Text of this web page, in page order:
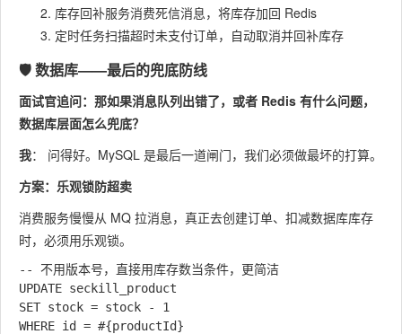
库存回补服务消费死信消息，将库存加回 Redis
定时任务扫描超时未支付订单，自动取消并回补库存
🛡️ 数据库——最后的兜底防线
面试官追问：那如果消息队列出错了，或者 Redis 有什么问题，
数据库层面怎么兜底？
我： 问得好。MySQL 是最后一道闸门，我们必须做最坏的打算。
方案：乐观锁防超卖
消费服务慢慢从 MQ 拉消息，真正去创建订单、扣减数据库库存
时，必须用乐观锁。
-- 不用版本号，直接用库存数当条件，更简洁
UPDATE seckill_product
SET stock = stock - 1
WHERE id = #{productId}